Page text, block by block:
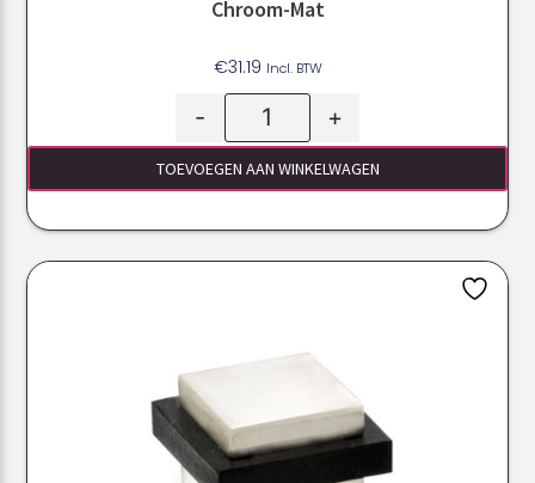
Chroom-Mat
€31.19 Incl. BTW
- +
TOEVOEGEN AAN WINKELWAGEN